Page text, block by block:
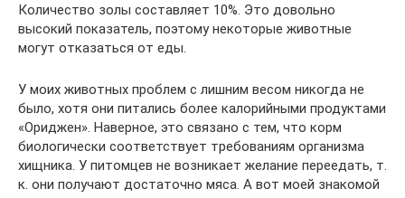
Количество золы составляет 10%. Это довольно
высокий показатель, поэтому некоторые животные
могут отказаться от еды.
У моих животных проблем с лишним весом никогда не
было, хотя они питались более калорийными продуктами
«Ориджен». Наверное, это связано с тем, что корм
биологически соответствует требованиям организма
хищника. У питомцев не возникает желание переедать, т.
к. они получают достаточно мяса. А вот моей знакомой